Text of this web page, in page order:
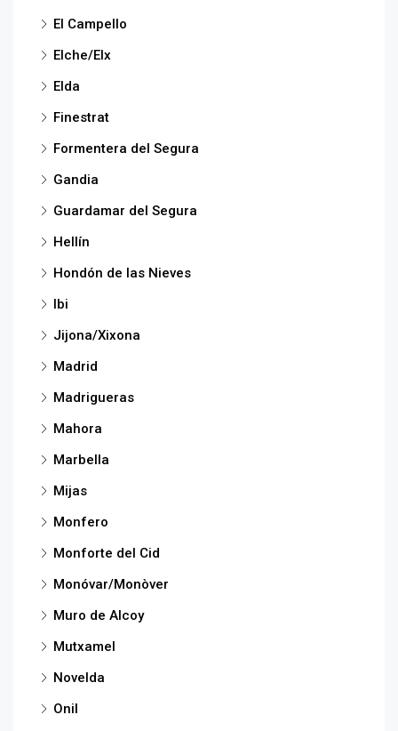
El Campello
Elche/Elx
Elda
Finestrat
Formentera del Segura
Gandia
Guardamar del Segura
Hellín
Hondón de las Nieves
Ibi
Jijona/Xixona
Madrid
Madrigueras
Mahora
Marbella
Mijas
Monfero
Monforte del Cid
Monóvar/Monòver
Muro de Alcoy
Mutxamel
Novelda
Onil